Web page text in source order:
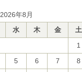
2026年8月
水 木 金
土
1
5 6 7
8